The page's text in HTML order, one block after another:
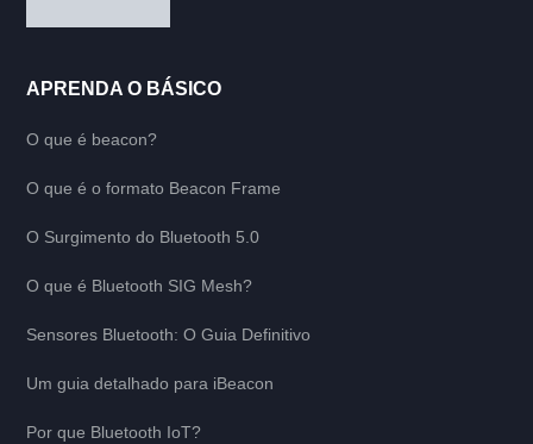
APRENDA O BÁSICO
O que é beacon?
O que é o formato Beacon Frame
O Surgimento do Bluetooth 5.0
O que é Bluetooth SIG Mesh?
Sensores Bluetooth: O Guia Definitivo
Um guia detalhado para iBeacon
Por que Bluetooth IoT?